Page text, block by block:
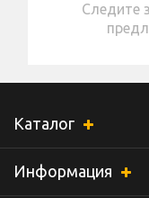
Следите
Каталог
Информация